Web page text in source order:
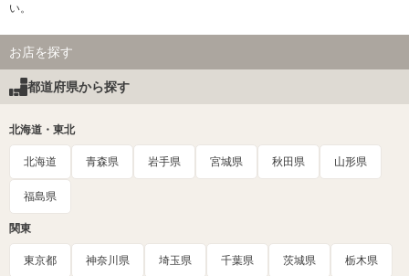
い。
お店を探す
都道府県から探す
北海道・東北
北海道 青森県 岩手県 宮城県 秋田県 山形県
福島県
関東
東京都 神奈川県 埼玉県 千葉県 茨城県 栃木県